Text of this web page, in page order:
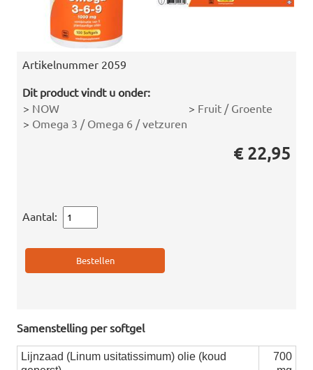
Artikelnummer 2059
Dit product vindt u onder:
> NOW > Fruit / Groente
> Omega 3 / Omega 6 / vetzuren
€ 22,95
Aantal:
Samenstelling per softgel
Lijnzaad (Linum usitatissimum) olie (koud
700